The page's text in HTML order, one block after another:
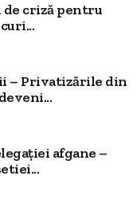
criză pentru
– Privatizările din
afgane –